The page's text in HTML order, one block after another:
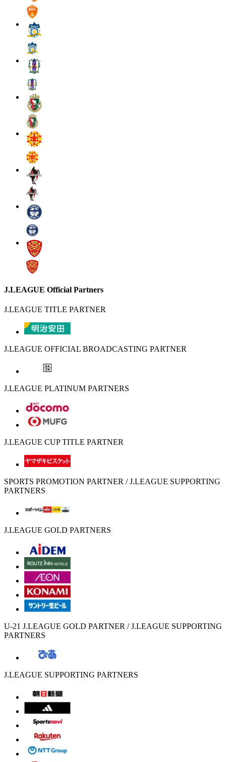
J.LEAGUE Official Partners
J.LEAGUE TITLE PARTNER
J.LEAGUE OFFICIAL BROADCASTING PARTNER
J.LEAGUE PLATINUM PARTNERS
J.LEAGUE CUP TITLE PARTNER
SPORTS PROMOTION PARTNER / J.LEAGUE SUPPORTING
PARTNERS
J.LEAGUE GOLD PARTNERS
U-21 J.LEAGUE GOLD PARTNER / J.LEAGUE SUPPORTING
PARTNERS
J.LEAGUE SUPPORTING PARTNERS